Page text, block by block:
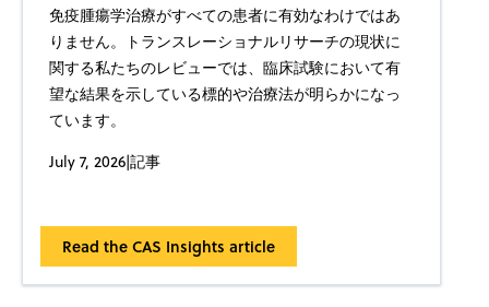
免疫腫瘍学治療がすべての患者に有効なわけではあ
りません。トランスレーショナルリサーチの現状に
関する私たちのレビューでは、臨床試験において有
望な結果を示している標的や治療法が明らかになっ
ています。
July 7, 2026|記事
Read the CAS Insights article